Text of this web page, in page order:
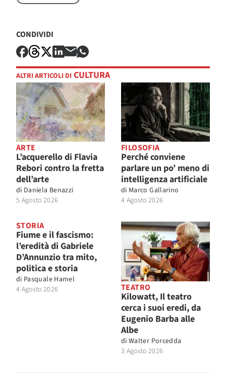
CONDIVIDI
ALTRI ARTICOLI DI CULTURA
ARTE
L’acquerello di Flavia
Rebori contro la fretta
dell’arte
di Daniela Benazzi
5 Agosto 2026
FILOSOFIA
Perché conviene
parlare un po’ meno di
intelligenza artificiale
di Marco Gallarino
4 Agosto 2026
STORIA
Fiume e il fascismo:
l’eredità di Gabriele
D’Annunzio tra mito,
politica e storia
di Pasquale Hamel
4 Agosto 2026
TEATRO
Kilowatt, Il teatro
cerca i suoi eredi, da
Eugenio Barba alle
Albe
di Walter Porcedda
3 Agosto 2026